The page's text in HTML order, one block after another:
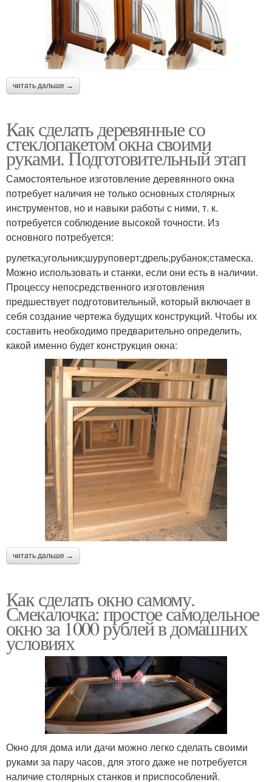
читать дальше →
Как сделать деревянные со
стеклопакетом окна своими
руками. Подготовительный этап
Самостоятельное изготовление деревянного окна
потребует наличия не только основных столярных
инструментов, но и навыки работы с ними, т. к.
потребуется соблюдение высокой точности. Из
основного потребуется:
рулетка;угольник;шуруповерт;дрель;рубанок;стамеска.
Можно использовать и станки, если они есть в наличии.
Процессу непосредственного изготовления
предшествует подготовительный, который включает в
себя создание чертежа будущих конструкций. Чтобы их
составить необходимо предварительно определить,
какой именно будет конструкция окна:
читать дальше →
Как сделать окно самому.
Смекалочка: простое самодельное
окно за 1000 рублей в домашних
условиях
Окно для дома или дачи можно легко сделать своими
руками за пару часов, для этого даже не потребуется
наличие столярных станков и приспособлений.